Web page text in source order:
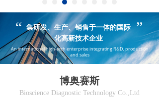
集研发、生产、销售于一体的国际
化高新技术企业
“ ”
An international high-tech enterprise integrating R&D, production
and sales
博奥赛斯
Bioscience Diagnostic Technology Co.,Ltd